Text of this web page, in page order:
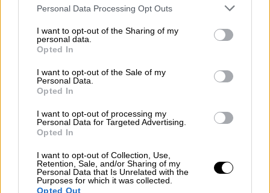
Please note that this website/app uses one or more Google
not limited to your visit or usage behaviour. You may click to
grant or deny consent to Google and its third-party tags to
use your data for below specified purposes in below Google
consent section.
Personal Data Processing Opt Outs
I want to opt-out of the Sharing of my
personal data.
Opted In
I want to opt-out of the Sale of my
Personal Data.
Opted In
I want to opt-out of processing my
Personal Data for Targeted Advertising.
Opted In
I want to opt-out of Collection, Use,
Retention, Sale, and/or Sharing of my
Personal Data that Is Unrelated with the
Purposes for which it was collected.
Opted Out
καθαροί μετά την απολύμανση» είπε ο κ.
Αντιπαρμάκης στο OPEN.
Στην συνέχεια, σε ερώτηση της
δημοσιογράφουγια το ποιος ήταν ο
μεγαλύτερος κίνδυνος που είχε να
αντιμετωπίσει
επιχείρηση ανέφερεπως «ήταν η ποσότητα
των πυρομαχικών η οποία υπήρχε μέσα στο
την συντριβή όπως καταλαβαίνετε κάποια
από αυτά εξεράγγησαν. Όμως εμείς επειδή